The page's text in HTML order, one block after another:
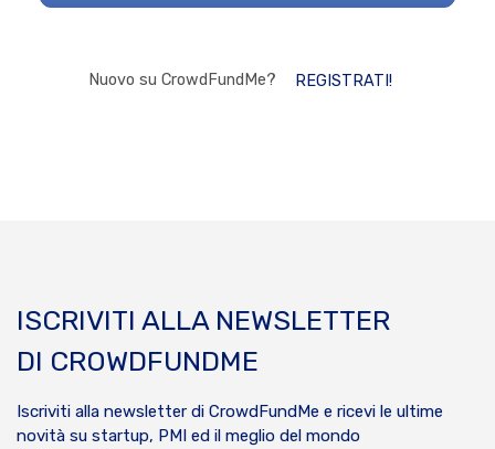
Nuovo su CrowdFundMe? REGISTRATI!
ISCRIVITI ALLA NEWSLETTER
DI CROWDFUNDME
Iscriviti alla newsletter di CrowdFundMe e ricevi le ultime
novità su startup, PMI ed il meglio del mondo